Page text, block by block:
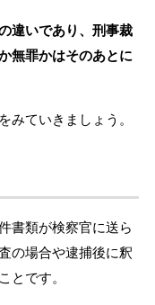
違いであり、刑事裁
無罪かはそのあとに
みていきましょう。
書類が検察官に送ら
の場合や逮捕後に釈
とです。